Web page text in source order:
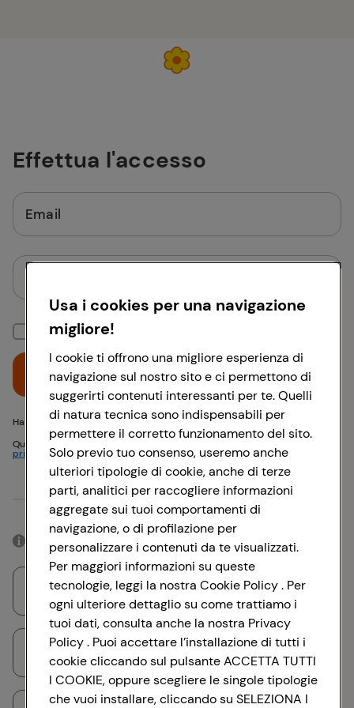
Effettua l'accesso
Email
Mantieni la sessione attiva
Hai problemi di accesso? {{recover-pwd}} o {{recover-email}}
Questo sito è protetto da reCAPTCHA e si applicano
privacy eTermini di servizioGoogle
Accedi
Oppure
Accedendo con il tuo account social, rimarrai connesso per 12 ore.
Accedi con Google
Usa i cookies per una navigazione
migliore!
I cookie ti offrono una migliore esperienza di
navigazione sul nostro sito e ci permettono di
suggerirti contenuti interessanti per te. Quelli
di natura tecnica sono indispensabili per
permettere il corretto funzionamento del sito.
Solo previo tuo consenso, useremo anche
ulteriori tipologie di cookie, anche di terze
parti, analitici per raccogliere informazioni
aggregate sui tuoi comportamenti di
navigazione, o di profilazione per
personalizzare i contenuti da te visualizzati.
Per maggiori informazioni su queste
tecnologie, leggi la nostra Cookie Policy . Per
ogni ulteriore dettaglio su come trattiamo i
tuoi dati, consulta anche la nostra Privacy
Policy . Puoi accettare l’installazione di tutti i
cookie cliccando sul pulsante ACCETTA TUTTI
I COOKIE, oppure scegliere le singole tipologie
che vuoi installare, cliccando su SELEZIONA I